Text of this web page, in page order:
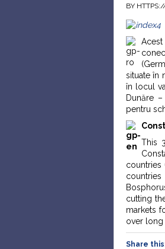
BY
situate în
în locul
Dunăre
pentru
This
countries
cutting
markets
over long
Share